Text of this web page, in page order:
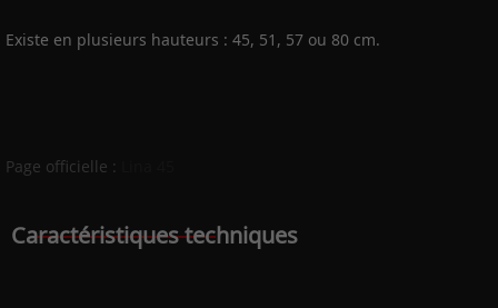
Existe en plusieurs hauteurs : 45, 51, 57 ou 80 cm.
Page officielle :
Caractéristiques techniques